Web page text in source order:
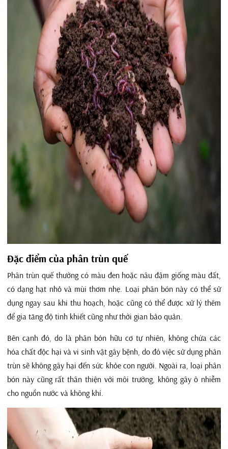
Đặc điểm của phân trùn quế
Phân trùn quế thường có màu đen hoặc nâu đậm giống màu đất,
có dạng hạt nhỏ và mùi thơm nhẹ. Loại phân bón này có thể sử
dụng ngay sau khi thu hoạch, hoặc cũng có thể được xử lý thêm
để gia tăng độ tinh khiết cũng như thời gian bảo quản.
Bên cạnh đó, do là phân bón hữu cơ tự nhiên, không chứa các
hóa chất độc hại và vi sinh vật gây bệnh, do đó việc sử dụng phân
trùn sẽ không gây hại đến sức khỏe con người. Ngoài ra, loại phân
bón này cũng rất thân thiện với môi trường, không gây ô nhiễm
cho nguồn nước và không khí.